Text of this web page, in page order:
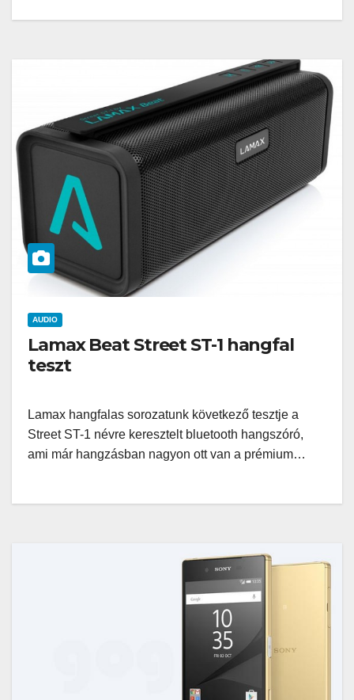
AUDIO
Lamax Beat Street ST-1 hangfal
teszt
Lamax hangfalas sorozatunk következő tesztje a
Street ST-1 névre keresztelt bluetooth hangszóró,
ami már hangzásban nagyon ott van a prémium…